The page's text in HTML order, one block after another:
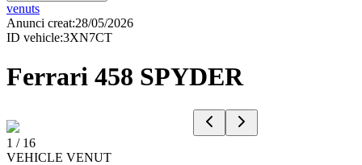
venuts
Anunci creat:28/05/2026
ID vehicle:3XN7CT
Ferrari 458 SPYDER
1 / 16
VEHICLE VENUT